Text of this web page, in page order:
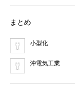
まとめ
小型化
沖電気工業